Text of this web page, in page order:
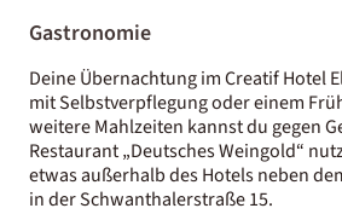
Gastronomie
Deine Übernachtung im Creatif Hotel
mit Selbstverpflegung oder einem
weitere Mahlzeiten kannst du gegen
Restaurant „Deutsches Weingold“
etwas außerhalb des Hotels neben
in der Schwanthalerstraße 15.